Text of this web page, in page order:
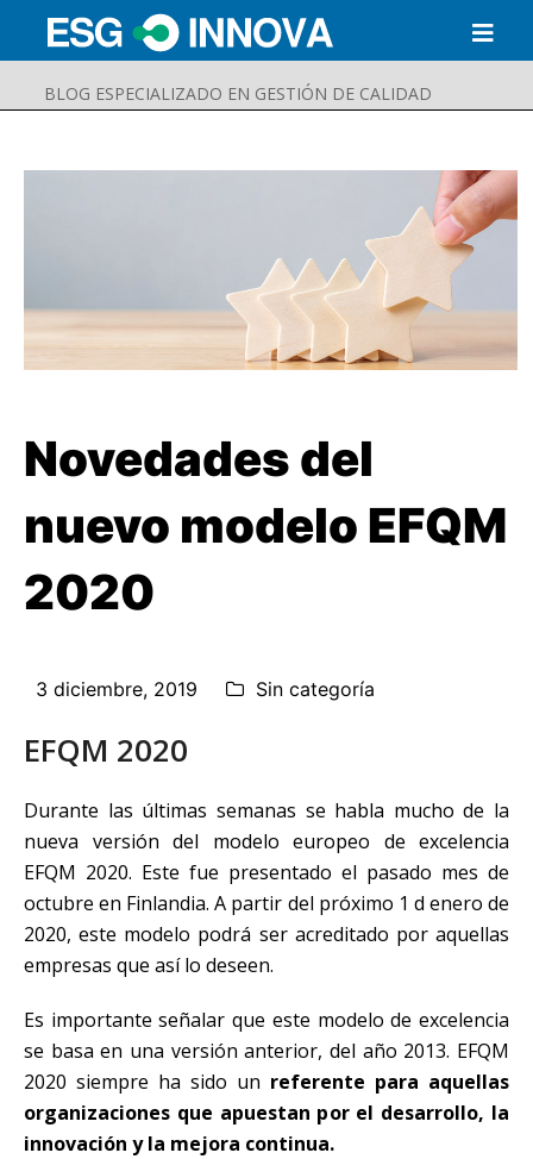
BLOG ESPECIALIZADO EN GESTIÓN DE CALIDAD
Buscar Enviar
Novedades del
nuevo modelo EFQM
2020
3 diciembre, 2019 Sin categoría
EFQM 2020
Durante las últimas semanas se habla mucho de la
nueva versión del modelo europeo de excelencia
EFQM 2020. Este fue presentado el pasado mes de
octubre en Finlandia. A partir del próximo 1 d enero de
2020, este modelo podrá ser acreditado por aquellas
empresas que así lo deseen.
Es importante señalar que este modelo de excelencia
se basa en una versión anterior, del año 2013. EFQM
2020 siempre ha sido un referente para aquellas
organizaciones que apuestan por el desarrollo, la
innovación y la mejora continua.